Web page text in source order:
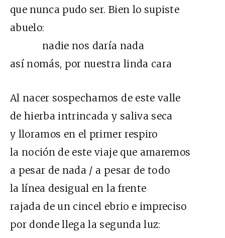
que nunca pudo ser. Bien lo supiste
abuelo:
nadie nos daría nada
así nomás, por nuestra linda cara
Al nacer sospechamos de este valle
de hierba intrincada y saliva seca
y lloramos en el primer respiro
la noción de este viaje que amaremos
a pesar de nada / a pesar de todo
la línea desigual en la frente
rajada de un cincel ebrio e impreciso
por donde llega la segunda luz: